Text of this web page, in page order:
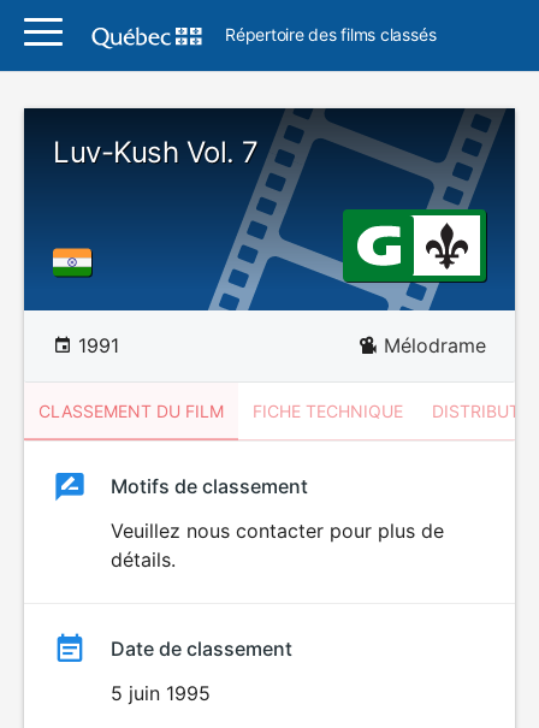
Répertoire des films classés
Luv-Kush Vol. 7
1991 Mélodrame
CLASSEMENT DU FILM FICHE TECHNIQUE
ClassementClassement
Motifs de classement
Veuillez nous contacter pour plus de
détails.
Date de classement
5 juin 1995